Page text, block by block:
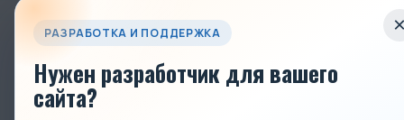
РАЗРАБОТКА И ПОДДЕРЖКА
Нужен разработчик для вашего
сайта?